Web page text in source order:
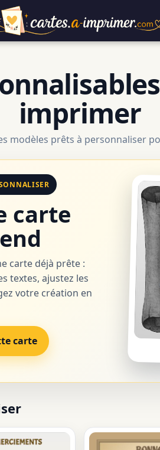
imprimer
modèles prêts à personnaliser
carte
carte déjà prête :
textes, ajustez les
votre création en
carte